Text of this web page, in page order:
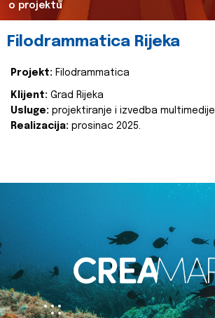
o projektu
Filodrammatica Rijeka
Projekt: Filodrammatica
Klijent: Grad Rijeka
Usluge: projektiranje i izvedba multimedije
Realizacija: prosinac 2025.